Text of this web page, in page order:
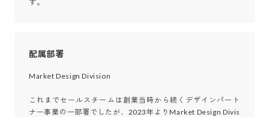
す。
配属部署
Market Design Division
これまでセールスチームは創業当時から続くデザインパート
ナー事業の一部署でしたが、2023年よりMarket Design Divis